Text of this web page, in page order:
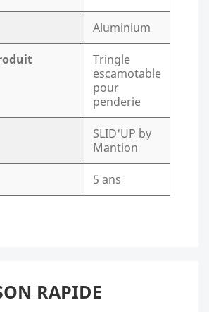
Aluminium
Tringle
escamotable
pour
penderie
SLID'UP by
Mantion
5 ans
RAPIDE